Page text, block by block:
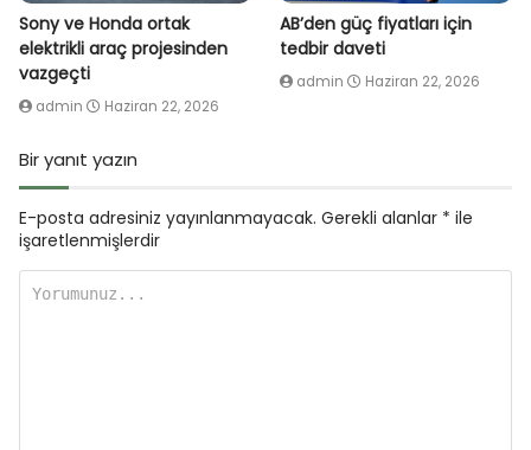
Sony ve Honda ortak
elektrikli araç projesinden
vazgeçti
admin Haziran 22, 2026
AB’den güç fiyatları için
tedbir daveti
admin Haziran 22, 2026
Bir yanıt yazın
E-posta adresiniz yayınlanmayacak. Gerekli alanlar * ile
işaretlenmişlerdir